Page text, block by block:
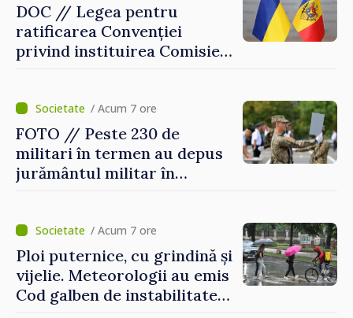
DOC // Legea pentru
ratificarea Convenției
privind instituirea Comisiei
Monitorul Oficial
/ Acum 7 ore
FOTO // Peste 230 de
militari în termen au depus
jurământul militar în
/ Acum 7 ore
Ploi puternice, cu grindină și
vijelie. Meteorologii au emis
Cod galben de instabilitate